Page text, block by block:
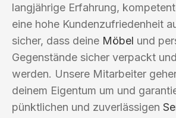
langjährige Erfahrung,
eine hohe Kundenzufriedenheit
sicher, dass deine Möbel und
Gegenstände sicher verpackt
werden. Unsere Mitarbeiter
deinem Eigentum um und
pünktlichen und zuverlässigen